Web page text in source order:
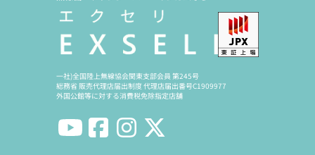
一社)全国陸上無線協会関東支部会員 第245号
総務省 販売代理店届出制度 代理店届出番号C1909977
外国公館等に対する消費税免除指定店舗